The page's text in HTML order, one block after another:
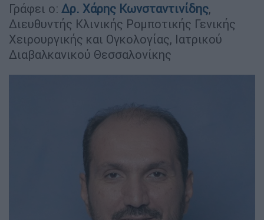
Γράφει ο: Δρ. Χάρης Κωνσταντινίδης,
Διευθυντής Κλινικής Ρομποτικής Γενικής
Χειρουργικής και Ογκολογίας, Ιατρικού
Διαβαλκανικού Θεσσαλονίκης